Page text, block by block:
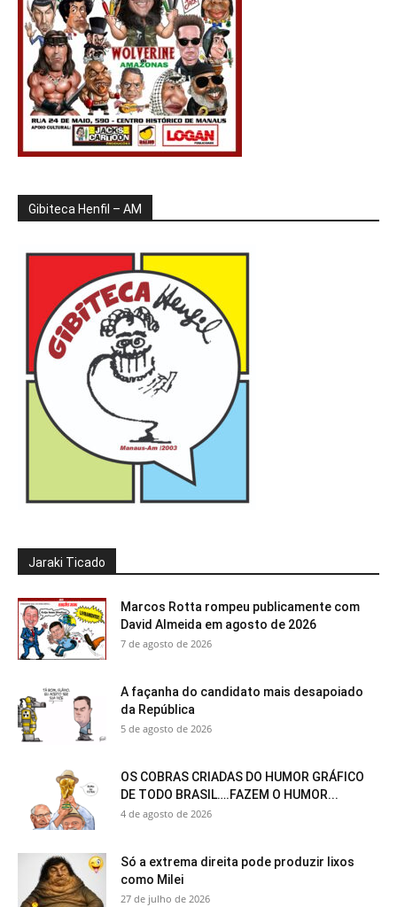
Gibiteca Henfil – AM
Jaraki Ticado
Marcos Rotta rompeu publicamente com
David Almeida em agosto de 2026
7 de agosto de 2026
A façanha do candidato mais desapoiado
da República
5 de agosto de 2026
OS COBRAS CRIADAS DO HUMOR GRÁFICO
DE TODO BRASIL….FAZEM O HUMOR...
4 de agosto de 2026
Só a extrema direita pode produzir lixos
como Milei
27 de julho de 2026